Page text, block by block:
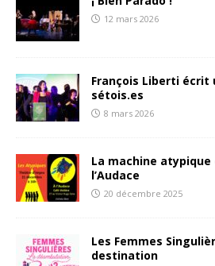
12 mars 2026
François Liberti
sétois.es
8 mars 2026
La machine atypique
l’Audace
20 décembre 2025
Les Femmes
destination